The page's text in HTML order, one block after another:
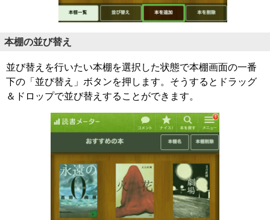
本棚の並び替え
並び替えを行いたい本棚を選択した状態で本棚画面の一番
下の「並び替え」ボタンを押します。そうするとドラッグ
＆ドロップで並び替えすることができます。